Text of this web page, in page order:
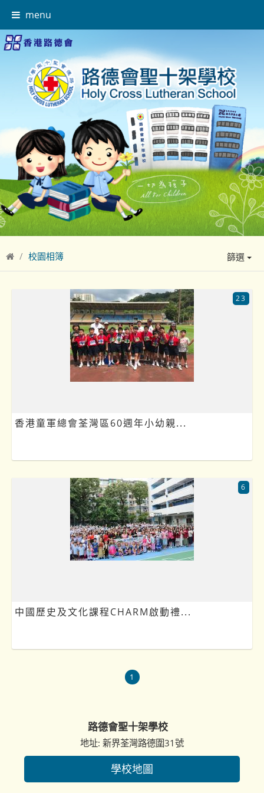
menu
校園相簿 篩選
香港童軍總會荃灣區60週年小幼親...
23
中國歷史及文化課程CHARM啟動禮...
6
1
路德會聖十架學校
地址: 新界荃灣路德圍31號
學校地圖